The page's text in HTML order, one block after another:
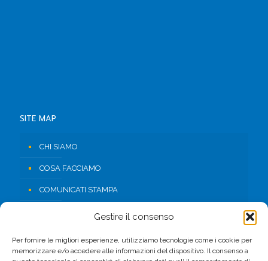
Gestire il consenso
Per fornire le migliori esperienze, utilizziamo tecnologie come i cookie per
memorizzare e/o accedere alle informazioni del dispositivo. Il consenso a
SITE MAP
CHI SIAMO
COSA FACCIAMO
COMUNICATI STAMPA
AREA RISERVATA